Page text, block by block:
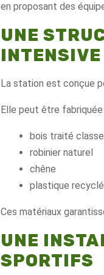
en proposant des
UNE
INTENSIVE
La station est conçue
Elle peut être fabriquée
bois traité
robinier naturel
chêne
plastique recyclé
Ces matériaux
UNE
SPORTIFS